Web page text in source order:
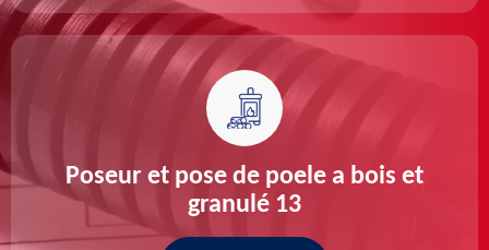
Poseur et pose de poele a bois et
granulé 13